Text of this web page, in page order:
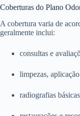
Coberturas do Plano
A cobertura varia de
geralmente inclui:
consultas e
limpezas,
radiografias básicas